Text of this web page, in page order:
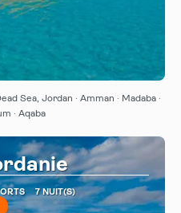
Sea, Jordan · Amman · Madaba ·
· Aqaba
7 NUIT(S)